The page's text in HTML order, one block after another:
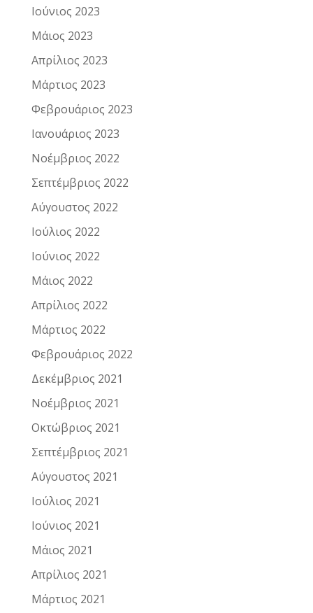
Ιούνιος 2023
Μάιος 2023
Απρίλιος 2023
Μάρτιος 2023
Φεβρουάριος 2023
Ιανουάριος 2023
Νοέμβριος 2022
Σεπτέμβριος 2022
Αύγουστος 2022
Ιούλιος 2022
Ιούνιος 2022
Μάιος 2022
Απρίλιος 2022
Μάρτιος 2022
Φεβρουάριος 2022
Δεκέμβριος 2021
Νοέμβριος 2021
Οκτώβριος 2021
Σεπτέμβριος 2021
Αύγουστος 2021
Ιούλιος 2021
Ιούνιος 2021
Μάιος 2021
Απρίλιος 2021
Μάρτιος 2021